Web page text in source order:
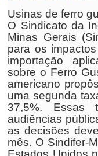
Usinas de ferro
O Sindicato da
Minas Gerais
para os
importação
sobre o Ferro
americano
uma segunda
37,5%. Essas
audiências
as decisões
mês. O Sindifer-